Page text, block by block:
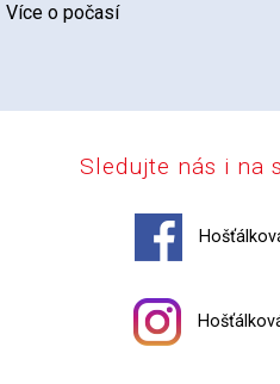
Více o počasí
Sledujte nás i na